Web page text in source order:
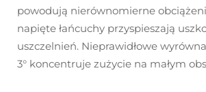
powodują nierównomierne
napięte łańcuchy przyspieszają
uszczelnień. Nieprawidłowe
3° koncentruje zużycie na małym